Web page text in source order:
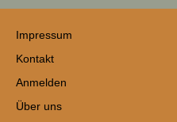
Impressum
Kontakt
Anmelden
Über uns